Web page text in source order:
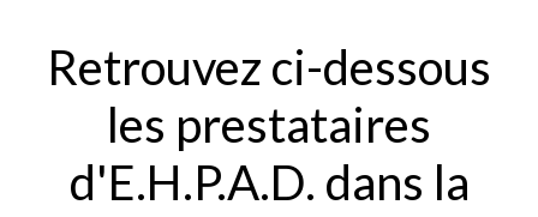
Retrouvez ci-dessous
les prestataires
d'E.H.P.A.D. dans la